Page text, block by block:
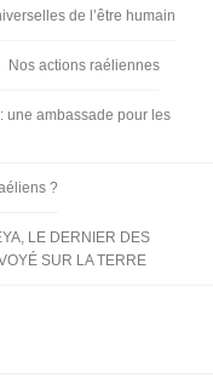
de l’être humain
Nos actions raéliennes
une ambassade pour les
?
LE DERNIER DES
SUR LA TERRE